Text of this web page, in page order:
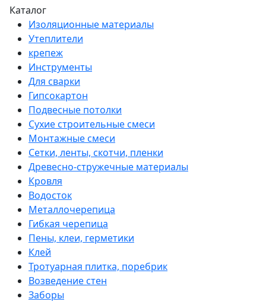
Каталог
Изоляционные материалы
Утеплители
крепеж
Инструменты
Для сварки
Гипсокартон
Подвесные потолки
Сухие строительные смеси
Монтажные смеси
Сетки, ленты, скотчи, пленки
Древесно-стружечные материалы
Кровля
Водосток
Металлочерепица
Гибкая черепица
Пены, клеи, герметики
Клей
Тротуарная плитка, поребрик
Возведение стен
Заборы